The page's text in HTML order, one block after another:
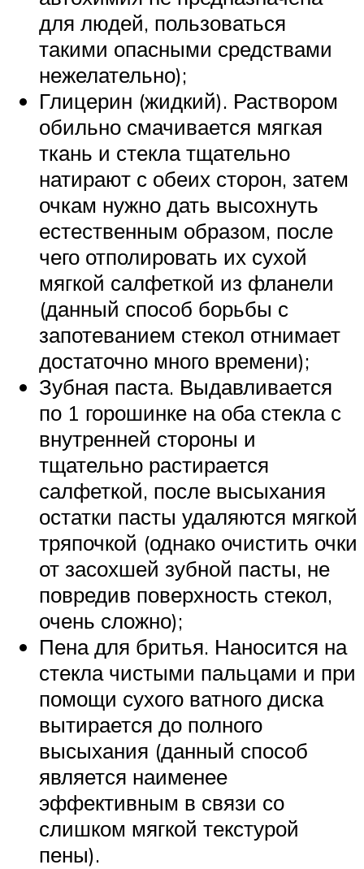
для людей, пользоваться
такими опасными средствами
нежелательно);
Глицерин (жидкий). Раствором
обильно смачивается мягкая
ткань и стекла тщательно
натирают с обеих сторон, затем
очкам нужно дать высохнуть
естественным образом, после
чего отполировать их сухой
мягкой салфеткой из фланели
(данный способ борьбы с
запотеванием стекол отнимает
достаточно много времени);
Зубная паста. Выдавливается
по 1 горошинке на оба стекла с
внутренней стороны и
тщательно растирается
салфеткой, после высыхания
остатки пасты удаляются мягкой
тряпочкой (однако очистить очки
от засохшей зубной пасты, не
повредив поверхность стекол,
очень сложно);
Пена для бритья. Наносится на
стекла чистыми пальцами и при
помощи сухого ватного диска
вытирается до полного
высыхания (данный способ
является наименее
эффективным в связи со
слишком мягкой текстурой
пены).